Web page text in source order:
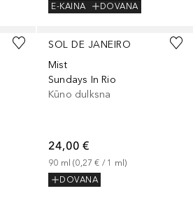
E-KAINA
DOVANA
SOL DE JANEIRO
Mist
Sundays In Rio
Kūno dulksna
24,00 €
90 ml (0,27 € / 1 ml)
DOVANA